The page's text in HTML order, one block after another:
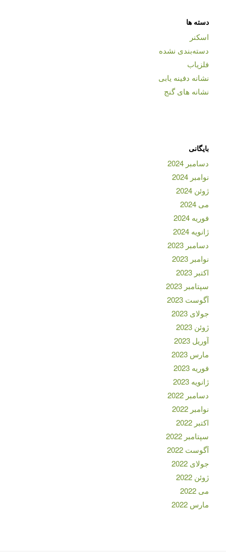
دسته ها
اسکنر
دسته‌بندی نشده
فلزیاب
نشانه دفینه یابی
نشانه های گنج
بایگانی
دسامبر 2024
نوامبر 2024
ژوئن 2024
می 2024
فوریه 2024
ژانویه 2024
دسامبر 2023
نوامبر 2023
اکتبر 2023
سپتامبر 2023
آگوست 2023
جولای 2023
ژوئن 2023
آوریل 2023
مارس 2023
فوریه 2023
ژانویه 2023
دسامبر 2022
نوامبر 2022
اکتبر 2022
سپتامبر 2022
آگوست 2022
جولای 2022
ژوئن 2022
می 2022
مارس 2022